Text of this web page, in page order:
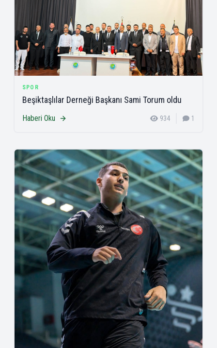
SPOR
Beşiktaşlılar Derneği Başkanı Sami Torum oldu
Haberi Oku 934 1